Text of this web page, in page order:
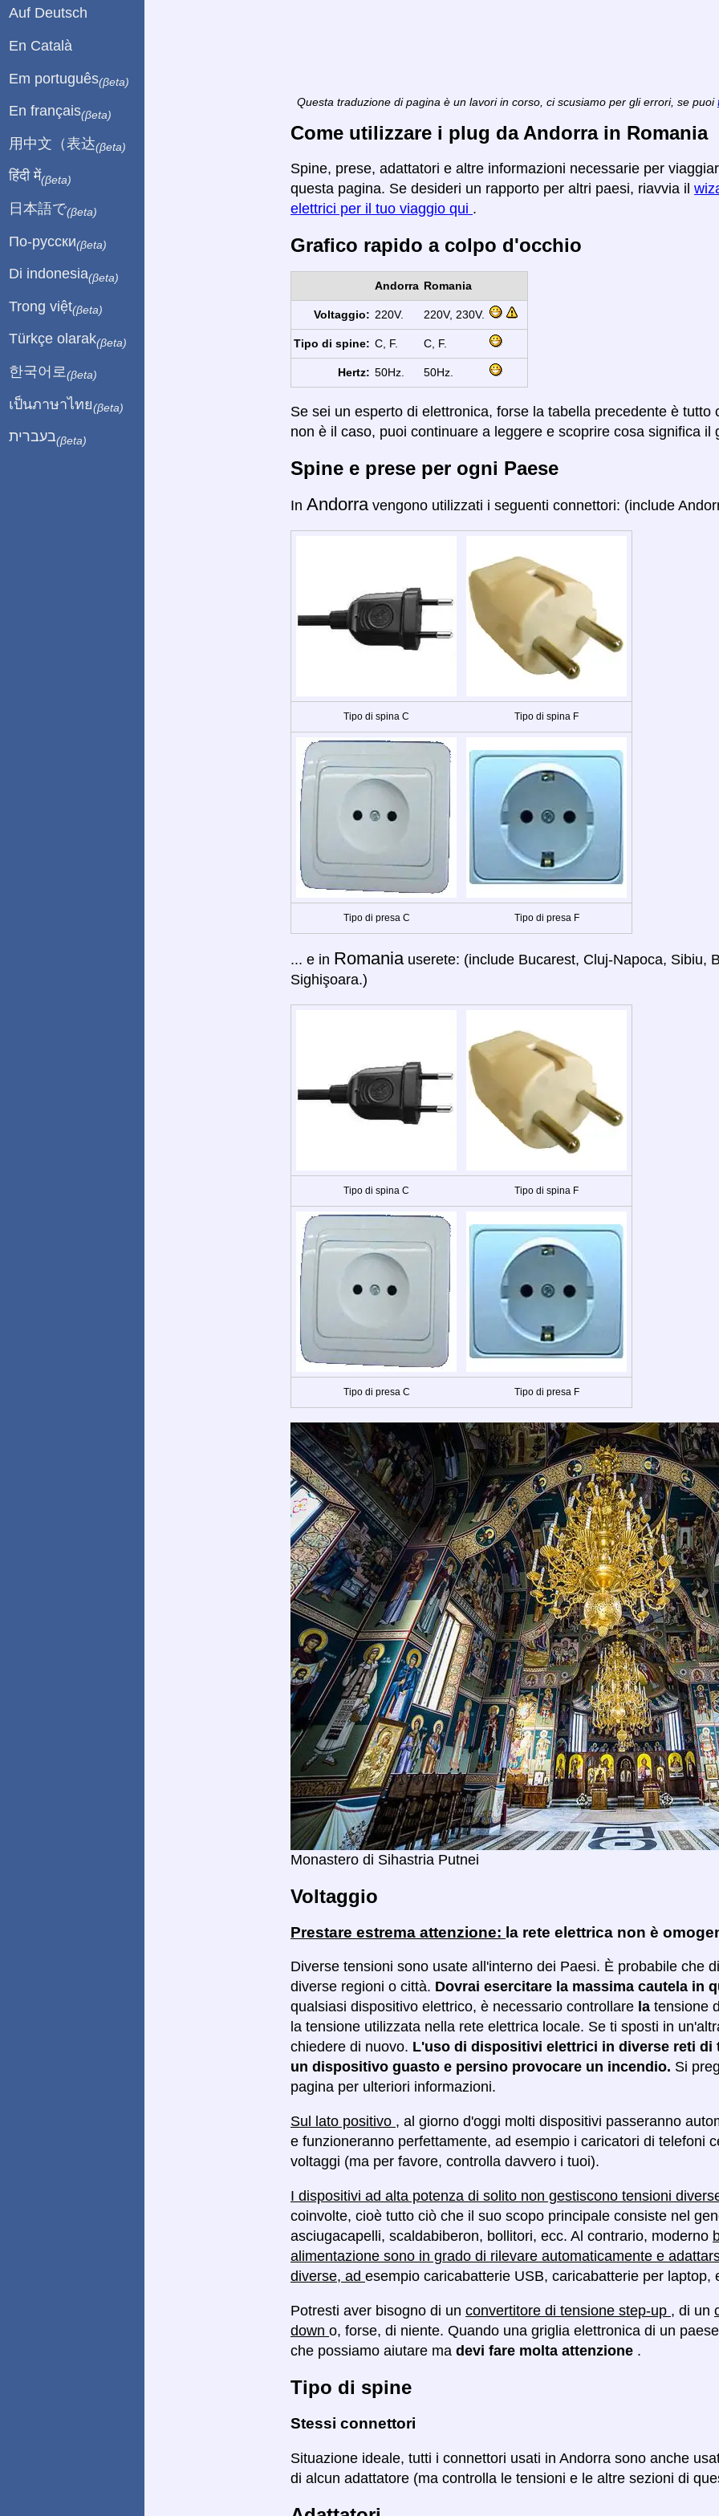
Questa traduzione di pagina è un lavori in corso, ci scusiamo per gli errori, se puoi
Come utilizzare i plug da Andorra in Romania
Spine, prese, adattatori e altre informazioni necessarie per
questa pagina. Se desideri un rapporto per altri paesi, riavvia il
elettrici per il tuo viaggio qui .
Grafico rapido a colpo d'occhio
Andorra Romania
Voltaggio: 220V. 220V, 230V.
Tipo di spine: C, F. C, F.
Hertz: 50Hz. 50Hz.
Se sei un esperto di elettronica, forse la tabella precedente è tutto
non è il caso, puoi continuare a leggere e scoprire cosa significa il
Spine e prese per ogni Paese
In Andorra vengono utilizzati i seguenti connettori: (include
Tipo di spina C Tipo di spina F
Tipo di presa C Tipo di presa F
... e in Romania userete: (include Bucarest, Cluj-Napoca, Sibiu,
Sighişoara.)
Tipo di spina C Tipo di spina F
Tipo di presa C Tipo di presa F
Monastero di Sihastria Putnei
Voltaggio
Prestare estrema attenzione: la rete elettrica non è
Diverse tensioni sono usate all'interno dei Paesi. È probabile che
diverse regioni o città. Dovrai esercitare la massima cautela in
qualsiasi dispositivo elettrico, è necessario controllare la tensione
la tensione utilizzata nella rete elettrica locale. Se ti sposti in
chiedere di nuovo. L'uso di dispositivi elettrici in diverse reti di
un dispositivo guasto e persino provocare un incendio. Si
pagina per ulteriori informazioni.
Sul lato positivo , al giorno d'oggi molti dispositivi passeranno
e funzioneranno perfettamente, ad esempio i caricatori di telefoni
voltaggi (ma per favore, controlla davvero i tuoi).
I dispositivi ad alta potenza di solito non gestiscono tensioni
coinvolte, cioè tutto ciò che il suo scopo principale consiste nel
asciugacapelli, scaldabiberon, bollitori, ecc. Al contrario, moderno
alimentazione sono in grado di rilevare automaticamente e
diverse, ad esempio caricabatterie USB, caricabatterie per laptop,
Potresti aver bisogno di un convertitore di tensione step-up , di un
down o, forse, di niente. Quando una griglia elettronica di un
che possiamo aiutare ma devi fare molta attenzione .
Tipo di spine
Stessi connettori
Situazione ideale, tutti i connettori usati in Andorra sono anche
di alcun adattatore (ma controlla le tensioni e le altre sezioni di
Auf Deutsch
En Català
Em português(βeta)
En français(βeta)
用中文（表达(βeta)
हिंदी में(βeta)
日本語で(βeta)
По-русски(βeta)
Di indonesia(βeta)
Trong việt(βeta)
Türkçe olarak(βeta)
한국어로 (βeta)
เป็นภาษาไทย(βeta)
בעברית(βeta)